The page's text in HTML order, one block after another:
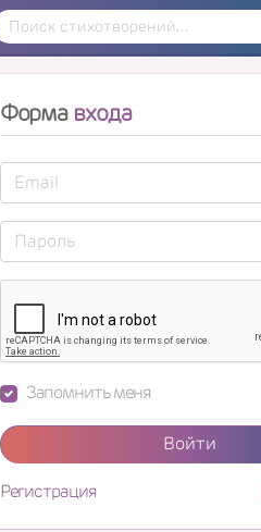
Форма входа
Запомнить меня
Войти
Регистрация